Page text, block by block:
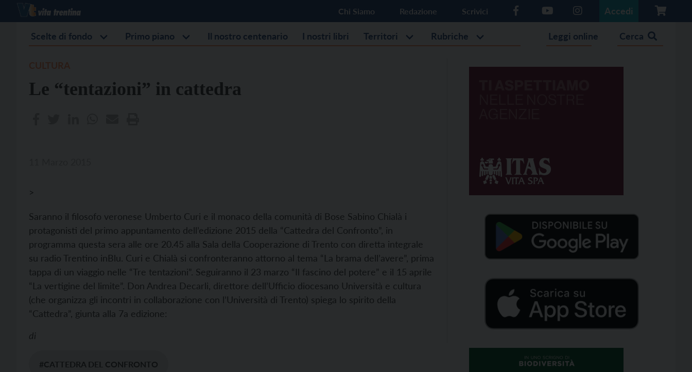
Chi Siamo Redazione Scrivici Accedi
Scelte di fondo Primo piano Il nostro centenario I nostri libri Territori Rubriche Leggi online Cerca
Le “tentazioni” in cattedra
>
Saranno il filosofo veronese Umberto Curi e il monaco della comunità di Bose Sabino Chialà i
protagonisti del primo appuntamento dell’edizione 2015 della “Cattedra del Confronto”, in
programma questa sera alle ore 20.45 alla Sala della Cooperazione di Trento con diretta integrale
su radio Trentino inBlu. Curi e Chialà si confronteranno attorno al tema “La brama dell’avere”, prima
tappa di un viaggio nelle “Tre tentazioni”. Seguiranno il 23 marzo “Il fascino del potere” e il 15 aprile
“La vertigine del limite”. Don Andrea Decarli, direttore dell’Ufficio diocesano Università e cultura
(che organizza gli incontri in collaborazione con l’Università di Trento) spiega lo spirito della
“Cattedra”, giunta alla 7a edizione:
di
#CATTEDRA DEL CONFRONTO